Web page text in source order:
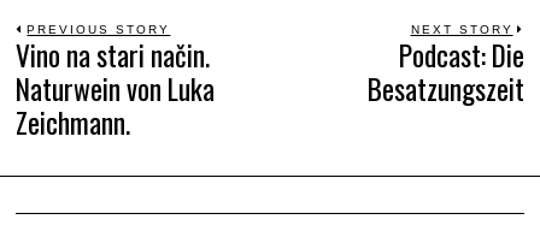
Beitrags-
Navigation
PREVIOUS STORY
Previous
post:
Vino na stari način.
Naturwein von Luka
Zeichmann.
NEXT STORY
Podcast: Die
Besatzungszeit